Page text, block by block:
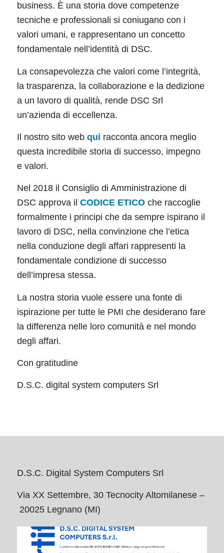
business. È una storia dove competenze
tecniche e professionali si coniugano con i
valori umani, e rappresentano un concetto
fondamentale nell’identità di DSC.
La consapevolezza che valori come l’integrità,
la trasparenza, la collaborazione e la dedizione
a un lavoro di qualità, rende DSC Srl
un’azienda di eccellenza.
Il nostro sito web qui racconta ancora meglio
questa incredibile storia di successo, impegno
e valori.
Nel 2018 il Consiglio di Amministrazione di
DSC approva il CODICE ETICOche raccoglie
formalmente i principi che da sempre ispirano il
lavoro di DSC, nella convinzione che l’etica
nella conduzione degli affari rappresenti la
fondamentale condizione di successo
dell’impresa stessa.
La nostra storia vuole essere una fonte di
ispirazione per tutte le PMI che desiderano fare
la differenza nelle loro comunità e nel mondo
degli affari.
Con gratitudine
D.S.C. digital system computers Srl
D.S.C. Digital System Computers Srl
Via XX Settembre, 30 Tecnocity Altomilanese –
20025 Legnano (MI)